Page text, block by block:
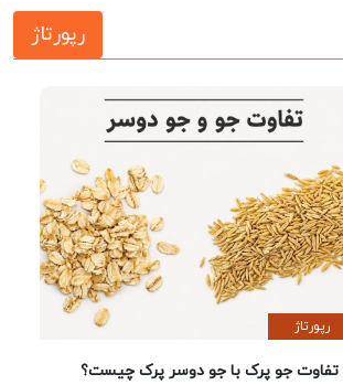
رپورتاژ
رپورتاژ
تفاوت جو پرک با جو دوسر پرک چیست؟